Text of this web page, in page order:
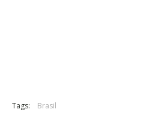
Tags: Brasil